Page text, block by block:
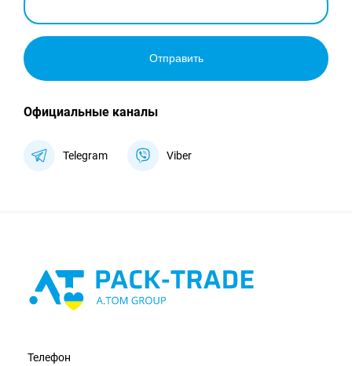
Отправить
Официальные каналы
Telegram Viber
Телефон